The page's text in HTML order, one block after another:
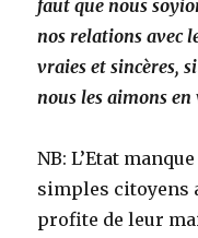
faut que nous
nos relations avec
vraies et sincères,
nous les aimons
NB: L’Etat
simples citoyens
profite de leur